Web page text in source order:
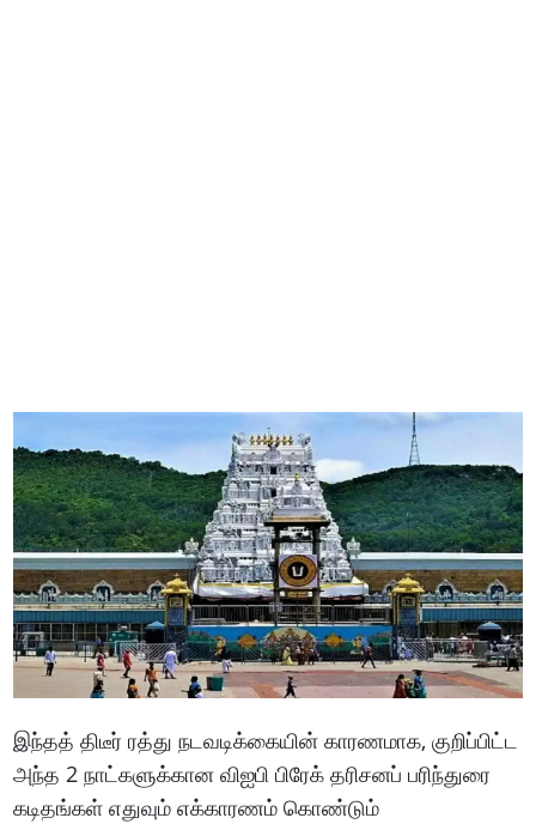
இந்தத் திடீர் ரத்து நடவடிக்கையின் காரணமாக, குறிப்பிட்ட
அந்த 2 நாட்களுக்கான விஐபி பிரேக் தரிசனப் பரிந்துரை
கடிதங்கள் எதுவும் எக்காரணம் கொண்டும்